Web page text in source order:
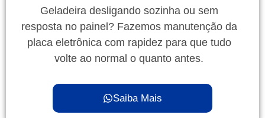
Geladeira desligando sozinha ou sem
resposta no painel? Fazemos manutenção da
placa eletrônica com rapidez para que tudo
volte ao normal o quanto antes.
Saiba Mais